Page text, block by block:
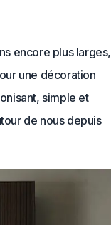
encore plus larges,
une décoration
simple et
de nous depuis